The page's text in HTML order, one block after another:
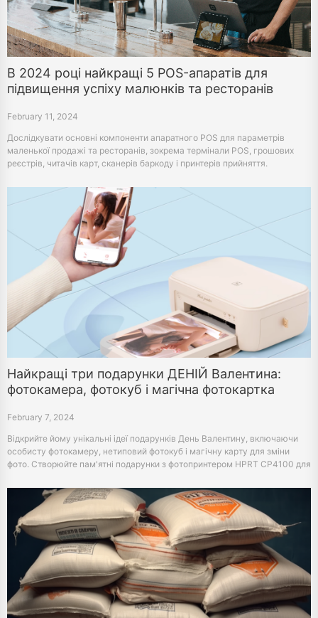
В 2024 році найкращі 5 POS-апаратів для
підвищення успіху малюнків та ресторанів
February 11, 2024
Дослідкувати основні компоненти апаратного POS для параметрів
маленької продажі та ресторанів, зокрема термінали POS, грошових
реєстрів, читачів карт, сканерів баркоду і принтерів прийняття.
Найкращі три подарунки ДЕНІЙ Валентина:
фотокамера, фотокуб і магічна фотокартка
February 7, 2024
Відкрийте йому унікальні ідеї подарунків День Валентину, включаючи
особисту фотокамеру, нетиповий фотокуб і магічну карту для зміни
фото. Створюйте пам'ятні подарунки з фотопринтером HPRT CP4100 для